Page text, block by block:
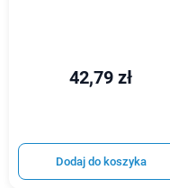
42,79 zł
Dodaj do koszyka